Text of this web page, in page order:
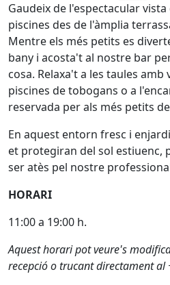
Gaudeix de l'espectacular
piscines des de l'àmplia
Mentre els més petits es
bany i acosta't al nostre bar
cosa. Relaxa't a les taules amb
piscines de tobogans o a
reservada per als més petits
En aquest entorn fresc i
et protegiran del sol estiuenc,
ser atès pel nostre
HORARI
11:00 a 19:00 h.
Aquest horari pot veure's
recepció o trucant directament al